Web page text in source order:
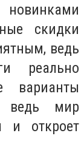
скидки
ведь
реально
варианты
ведь мир
и откроет